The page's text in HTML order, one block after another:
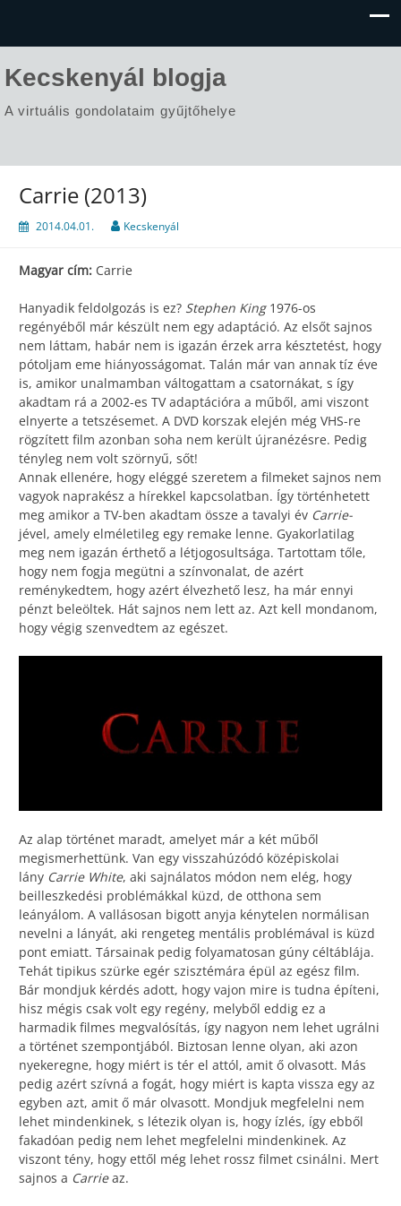
Kecskenyál blogja
A virtuális gondolataim gyűjtőhelye
Carrie (2013)
2014.04.01. Kecskenyál
Magyar cím: Carrie
Hanyadik feldolgozás is ez? Stephen King 1976-os
regényéből már készült nem egy adaptáció. Az elsőt sajnos
nem láttam, habár nem is igazán érzek arra késztetést, hogy
pótoljam eme hiányosságomat. Talán már van annak tíz éve
is, amikor unalmamban váltogattam a csatornákat, s így
akadtam rá a 2002-es TV adaptációra a műből, ami viszont
elnyerte a tetszésemet. A DVD korszak elején még VHS-re
rögzített film azonban soha nem került újranézésre. Pedig
tényleg nem volt szörnyű, sőt!
Annak ellenére, hogy eléggé szeretem a filmeket sajnos nem
vagyok naprakész a hírekkel kapcsolatban. Így történhetett
meg amikor a TV-ben akadtam össze a tavalyi év Carrie-
jével, amely elméletileg egy remake lenne. Gyakorlatilag
meg nem igazán érthető a létjogosultsága. Tartottam tőle,
hogy nem fogja megütni a színvonalat, de azért
reménykedtem, hogy azért élvezhető lesz, ha már ennyi
pénzt beleöltek. Hát sajnos nem lett az. Azt kell mondanom,
hogy végig szenvedtem az egészet.
Az alap történet maradt, amelyet már a két műből
megismerhettünk. Van egy visszahúzódó középiskolai
lány Carrie White, aki sajnálatos módon nem elég, hogy
beilleszkedési problémákkal küzd, de otthona sem
leányálom. A vallásosan bigott anyja kénytelen normálisan
nevelni a lányát, aki rengeteg mentális problémával is küzd
pont emiatt. Társainak pedig folyamatosan gúny céltáblája.
Tehát tipikus szürke egér szisztémára épül az egész film.
Bár mondjuk kérdés adott, hogy vajon mire is tudna építeni,
hisz mégis csak volt egy regény, melyből eddig ez a
harmadik filmes megvalósítás, így nagyon nem lehet ugrálni
a történet szempontjából. Biztosan lenne olyan, aki azon
nyekeregne, hogy miért is tér el attól, amit ő olvasott. Más
pedig azért szívná a fogát, hogy miért is kapta vissza egy az
egyben azt, amit ő már olvasott. Mondjuk megfelelni nem
lehet mindenkinek, s létezik olyan is, hogy ízlés, így ebből
fakadóan pedig nem lehet megfelelni mindenkinek. Az
viszont tény, hogy ettől még lehet rossz filmet csinálni. Mert
sajnos a Carrieaz.